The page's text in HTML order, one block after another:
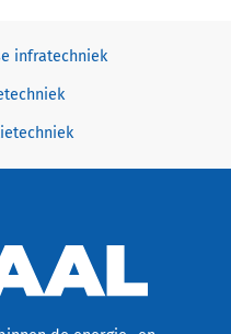
infratechniek